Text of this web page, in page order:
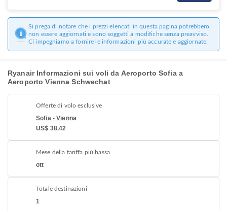
Si prega di notare che i prezzi elencati in questa pagina potrebbero
non essere aggiornati e sono soggetti a modifiche senza preavviso.
Ci impegniamo a fornire le informazioni più accurate e aggiornate.
Ryanair Informazioni sui voli da Aeroporto Sofia a
Aeroporto Vienna Schwechat
Offerte di volo esclusive
Sofia - Vienna
US$ 38.42
Mese della tariffa più bassa
ott
Totale destinazioni
1